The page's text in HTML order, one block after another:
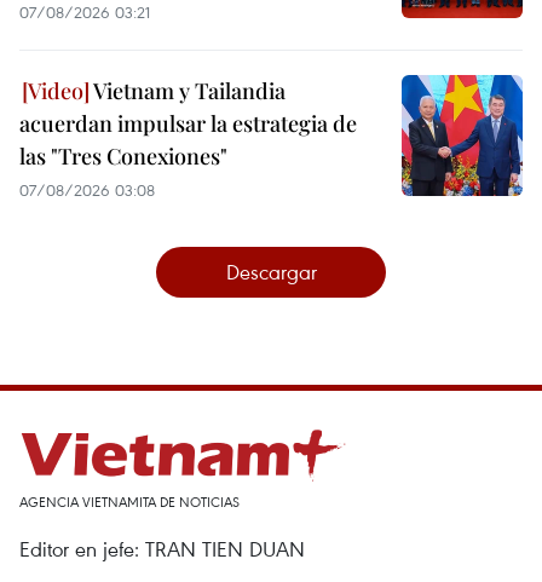
07/08/2026 03:21
Vietnam y Tailandia
acuerdan impulsar la estrategia de
las "Tres Conexiones"
07/08/2026 03:08
Descargar
AGENCIA VIETNAMITA DE NOTICIAS
Editor en jefe: TRAN TIEN DUAN